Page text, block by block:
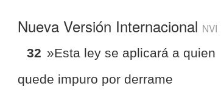
Nueva Versión Internacional NVI
32 »Esta ley se aplicará a quien
quede impuro por derrame